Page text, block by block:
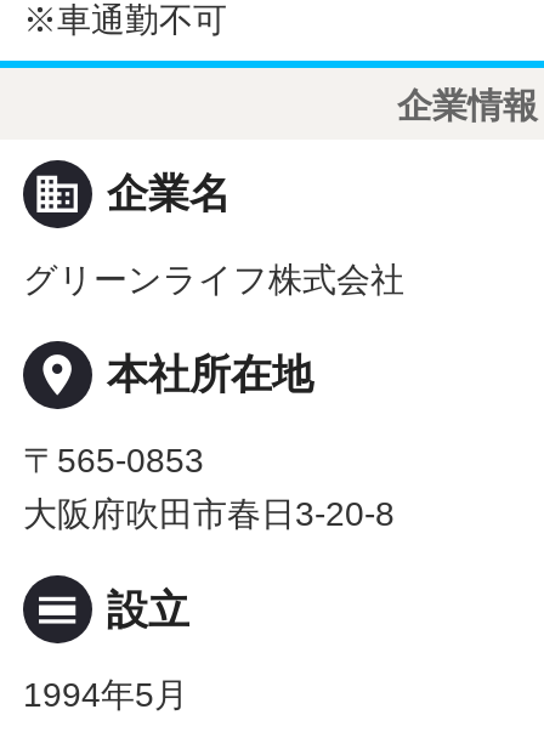
※車通勤不可
企業情報
business 企業名
グリーンライフ株式会社
place 本社所在地
〒565-0853
大阪府吹田市春日3-20-8
calendar_view_day 設立
1994年5月